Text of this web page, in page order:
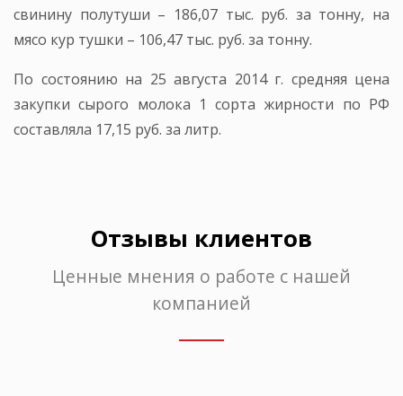
свинину полутуши – 186,07 тыс. руб. за тонну, на
мясо кур тушки – 106,47 тыс. руб. за тонну.
По состоянию на 25 августа 2014 г. средняя цена
закупки сырого молока 1 сорта жирности по РФ
составляла 17,15 руб. за литр.
Отзывы клиентов
Ценные мнения о работе с нашей
компанией